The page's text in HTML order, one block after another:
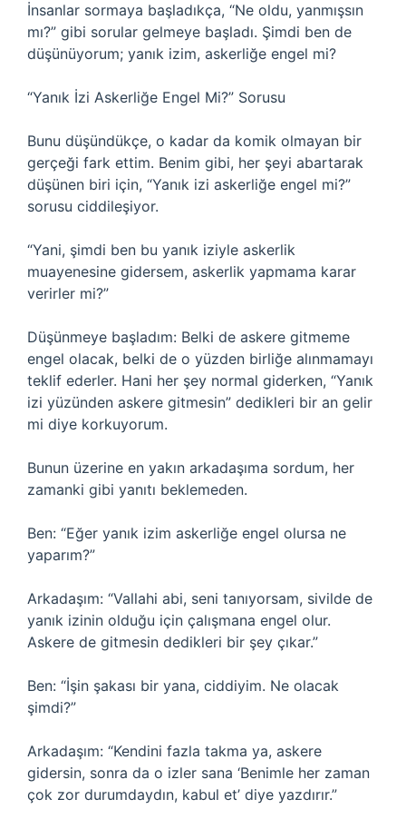
İnsanlar sormaya başladıkça, “Ne oldu, yanmışsın
mı?” gibi sorular gelmeye başladı. Şimdi ben de
düşünüyorum; yanık izim, askerliğe engel mi?
“Yanık İzi Askerliğe Engel Mi?” Sorusu
Bunu düşündükçe, o kadar da komik olmayan bir
gerçeği fark ettim. Benim gibi, her şeyi abartarak
düşünen biri için, “Yanık izi askerliğe engel mi?”
sorusu ciddileşiyor.
“Yani, şimdi ben bu yanık iziyle askerlik
muayenesine gidersem, askerlik yapmama karar
verirler mi?”
Düşünmeye başladım: Belki de askere gitmeme
engel olacak, belki de o yüzden birliğe alınmamayı
teklif ederler. Hani her şey normal giderken, “Yanık
izi yüzünden askere gitmesin” dedikleri bir an gelir
mi diye korkuyorum.
Bunun üzerine en yakın arkadaşıma sordum, her
zamanki gibi yanıtı beklemeden.
Ben: “Eğer yanık izim askerliğe engel olursa ne
yaparım?”
Arkadaşım: “Vallahi abi, seni tanıyorsam, sivilde de
yanık izinin olduğu için çalışmana engel olur.
Askere de gitmesin dedikleri bir şey çıkar.”
Ben: “İşin şakası bir yana, ciddiyim. Ne olacak
şimdi?”
Arkadaşım: “Kendini fazla takma ya, askere
gidersin, sonra da o izler sana ‘Benimle her zaman
çok zor durumdaydın, kabul et’ diye yazdırır.”